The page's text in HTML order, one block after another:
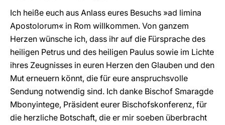
Ich heiße euch aus Anlass eures Besuchs »ad limina
Apostolorum« in Rom willkommen. Von ganzem
Herzen wünsche ich, dass ihr auf die Fürsprache des
heiligen Petrus und des heiligen Paulus sowie im Lichte
ihres Zeugnisses in euren Herzen den Glauben und den
Mut erneuern könnt, die für eure anspruchsvolle
Sendung notwendig sind. Ich danke Bischof Smaragde
Mbonyintege, Präsident eurer Bischofskonferenz, für
die herzliche Botschaft, die er mir soeben überbracht